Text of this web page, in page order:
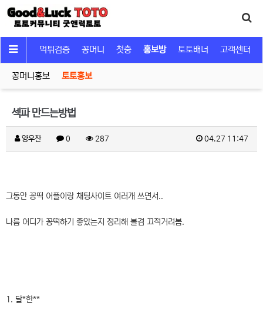
뮤니티 먹튀검증 꽁머니 첫충 홍보방 토토배너 고객센터
꽁머니홍보 토토홍보
섹파 만드는방법
양우찬 0 287 04.27 11:47
그동안 꽁떡 어플이랑 채팅사이트 여러개 쓰면서..
나름 어디가 꽁떡하기 좋았는지 정리해 볼겸 끄적거려봄.
1. 달*한**